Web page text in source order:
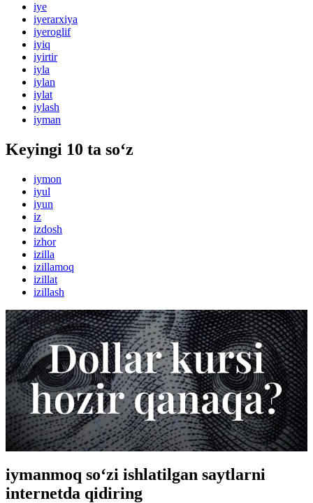
iye
iyerarxiya
iyeroglif
iyiq
iyirtir
iyla
iylan
iylat
iylash
iyman
Keyingi 10 ta so‘z
iymon
iyul
iyun
iz
izdosh
izhor
izilla
izillamoq
izillat
izillash
iymanmoq so‘zi ishlatilgan saytlarni
internetda qidiring